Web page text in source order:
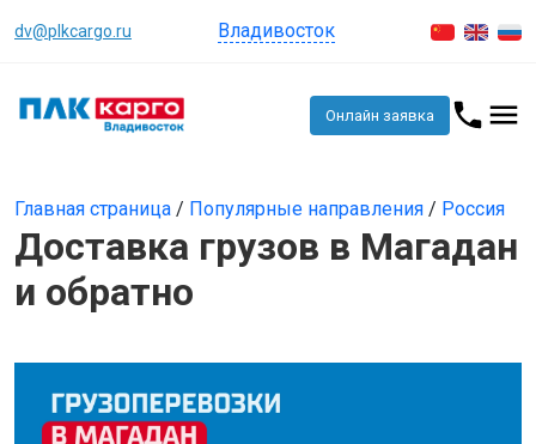
dv@plkcargo.ru Владивосток
Онлайн заявка
Главная страница / Популярные направления / Россия
Доставка грузов в Магадан
и обратно